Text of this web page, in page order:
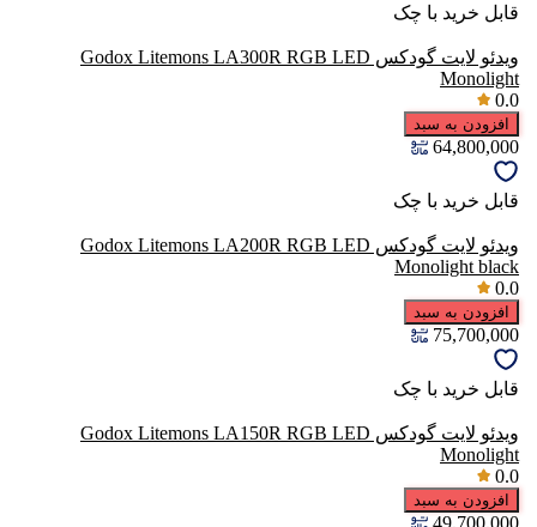
قابل خرید با چک
ویدئو لایت گودکس Godox Litemons LA300R RGB LED
Monolight
0.0
افزودن به سبد
64,800,000
قابل خرید با چک
ویدئو لایت گودکس Godox Litemons LA200R RGB LED
Monolight black
0.0
افزودن به سبد
75,700,000
قابل خرید با چک
ویدئو لایت گودکس Godox Litemons LA150R RGB LED
Monolight
0.0
افزودن به سبد
49,700,000